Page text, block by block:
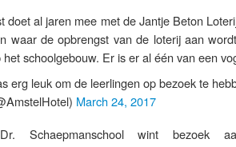
doet al jaren mee met de Jantje Beton
waar de opbrengst van de loterij aan
schoolgebouw. Er is er al één van een
erg leuk om de leerlingen op bezoek te
March 24, 2017
Schaepmanschool wint bezoek